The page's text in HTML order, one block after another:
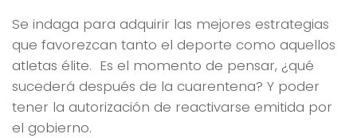
Se indaga para adquirir las mejores estrategias
que favorezcan tanto el deporte como aquellos
atletas élite. Es el momento de pensar, ¿qué
sucederá después de la cuarentena? Y poder
tener la autorización de reactivarse emitida por
el gobierno.